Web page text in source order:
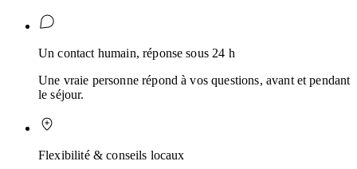
Un contact humain, réponse sous 24 h
Une vraie personne répond à vos questions, avant et pendant
le séjour.
Flexibilité & conseils locaux